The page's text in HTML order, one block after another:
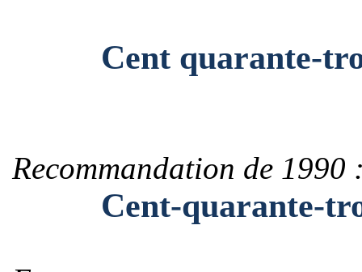
Cent quarante-
Recommandation de 1990
Cent-quarante-